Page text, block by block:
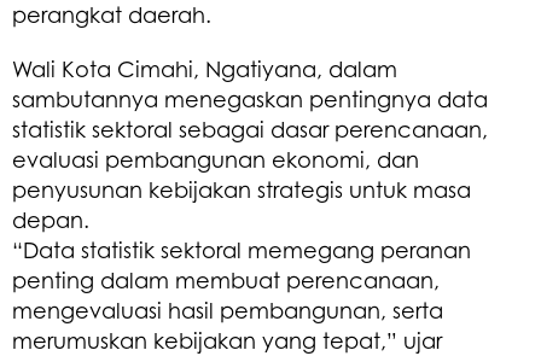
perangkat daerah.
Wali Kota Cimahi, Ngatiyana, dalam
sambutannya menegaskan pentingnya data
statistik sektoral sebagai dasar perencanaan,
evaluasi pembangunan ekonomi, dan
penyusunan kebijakan strategis untuk masa
depan.
“Data statistik sektoral memegang peranan
penting dalam membuat perencanaan,
mengevaluasi hasil pembangunan, serta
merumuskan kebijakan yang tepat,” ujar